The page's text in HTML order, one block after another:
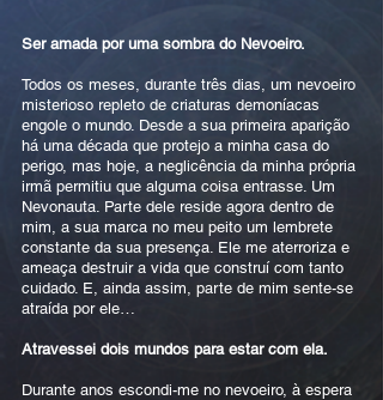
Ser amada por uma sombra do Nevoeiro.
Todos os meses, durante três dias, um nevoeiro
misterioso repleto de criaturas demoníacas
engole o mundo. Desde a sua primeira aparição
há uma década que protejo a minha casa do
perigo, mas hoje, a neglicência da minha própria
irmã permitiu que alguma coisa entrasse. Um
Nevonauta. Parte dele reside agora dentro de
mim, a sua marca no meu peito um lembrete
constante da sua presença. Ele me aterroriza e
ameaça destruir a vida que construí com tanto
cuidado. E, ainda assim, parte de mim sente-se
atraída por ele…
Atravessei dois mundos para estar com ela.
Durante anos escondi-me no nevoeiro, à espera